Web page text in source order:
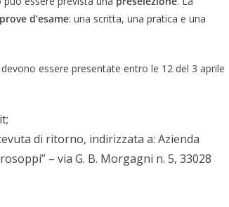
d’esame: una scritta, una pratica e una
essere presentate entro le 12 del 3 aprile
di ritorno, indirizzata a: Azienda
– via G. B. Morgagni n. 5, 33028